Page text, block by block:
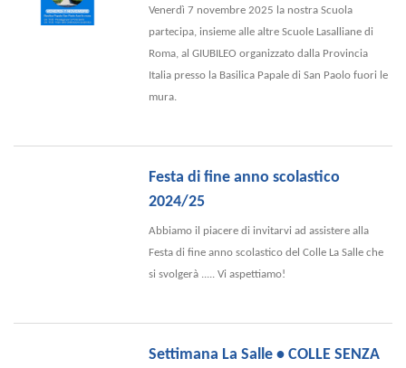
Venerdì 7 novembre 2025 la nostra Scuola
partecipa, insieme alle altre Scuole Lasalliane di
Roma, al GIUBILEO organizzato dalla Provincia
Italia presso la Basilica Papale di San Paolo fuori le
mura.
Festa di fine anno scolastico
2024/25
Abbiamo il piacere di invitarvi ad assistere alla
Festa di fine anno scolastico del Colle La Salle che
si svolgerà ..... Vi aspettiamo!
Settimana La Salle • COLLE SENZA